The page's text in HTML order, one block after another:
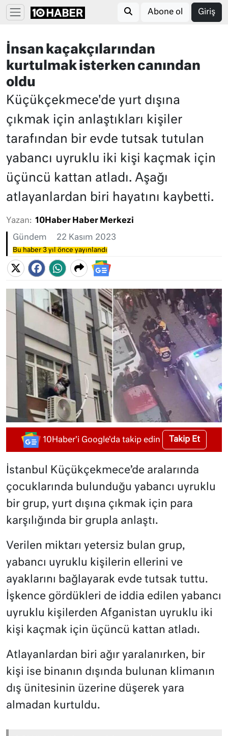
Abone ol Giriş
İnsan kaçakçılarından
kurtulmak isterken canından
oldu
Küçükçekmece'de yurt dışına
çıkmak için anlaştıkları kişiler
tarafından bir evde tutsak tutulan
yabancı uyruklu iki kişi kaçmak için
üçüncü kattan atladı. Aşağı
atlayanlardan biri hayatını kaybetti.
Yazan: 10Haber Haber Merkezi
Gündem 22 Kasım 2023
Bu haber 3 yıl önce yayınlandı
10Haber'i Google'da takip edin Takip Et
İstanbul Küçükçekmece’de aralarında
çocuklarında bulunduğu yabancı uyruklu
bir grup, yurt dışına çıkmak için para
karşılığında bir grupla anlaştı.
Verilen miktarı yetersiz bulan grup,
yabancı uyruklu kişilerin ellerini ve
ayaklarını bağlayarak evde tutsak tuttu.
İşkence gördükleri de iddia edilen yabancı
uyruklu kişilerden Afganistan uyruklu iki
kişi kaçmak için üçüncü kattan atladı.
Atlayanlardan biri ağır yaralanırken, bir
kişi ise binanın dışında bulunan klimanın
dış ünitesinin üzerine düşerek yara
almadan kurtuldu.